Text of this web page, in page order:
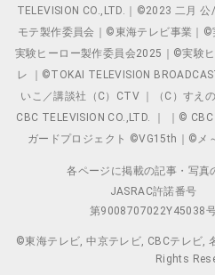
TELEVISION CO.,LTD.｜©2023 二月
モテ製作委員会｜©東海テレビ事業｜
実験ヒーロー製作委員会2025｜©実験
レ ｜©TOKAI TELEVISION
いこ／講談社（C）CTV ｜（C）すえ
CBC TELEVISION CO.,LTD. ｜ ｜©
ガードプロジェクト ©VG15th｜©メ
各ページに掲載の記事・写真
JASRAC許諾番号
第9008707022Y45038
©東海テレビ, 中京テレビ, CBCテレビ,
Rights